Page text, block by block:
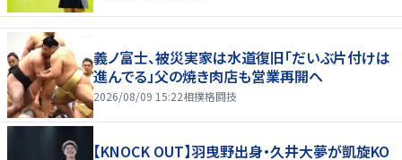
義ノ富士、被災実家は水道復旧「だいぶ片付けは
進んでる」父の焼き肉店も営業再開へ
2026/08/09 15:22相撲格闘技
【KNOCK OUT】羽曳野出身・久井大夢が凱旋KO